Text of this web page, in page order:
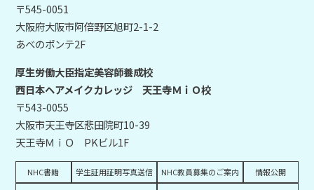
〒545-0051
大阪府大阪市阿倍野区旭町2-1-2
あべのポンテ2F
厚生労働大臣指定美容師養成校
西日本ヘアメイクカレッジ 天王寺ＭｉＯ校
〒543-0055
大阪市天王寺区悲田院町10-39
天王寺ＭｉＯ PKビル1F
NHC書籍 学生証用証明写真送信 NHC教員募集のご案内
情報公開